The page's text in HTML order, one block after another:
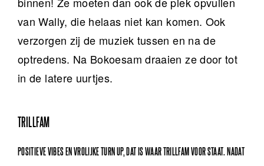
van Wally, die helaas niet kan komen. Ook
verzorgen zij de muziek tussen en na de
optredens. Na Bokoesam draaien ze door tot
in de latere uurtjes.
TRILLFAM
POSITIEVE VIBES EN VROLIJKE TURN UP, DAT IS WAAR TRILLFAM VOOR STAAT. NADAT